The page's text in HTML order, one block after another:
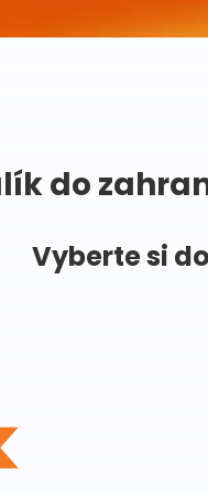
do
Vyberte si